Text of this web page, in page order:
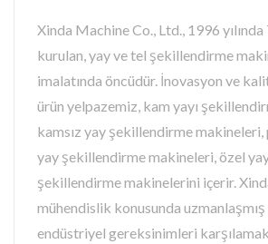
Xinda Machine Co., Ltd., 1996 yılında
kurulan, yay ve tel şekillendirme
imalatında öncüdür. İnovasyon ve
ürün yelpazemiz, kam yayı
kamsız yay şekillendirme
yay şekillendirme makineleri, özel
şekillendirme makinelerini içerir.
mühendislik konusunda
endüstriyel gereksinimleri